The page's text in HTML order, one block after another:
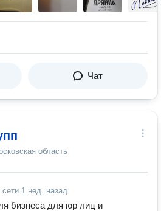
Чат
область
сети 1 нед. назад
бизнеса для юр лиц и